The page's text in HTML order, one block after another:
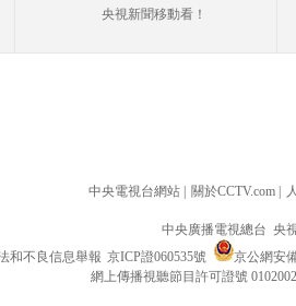
央視新聞移動看！
中央電視台網站 關於CCTV.com
中央廣播電視總台 央
和不良信息舉報 京ICP證060535號
京公網安
網上傳播視聽節目許可證號